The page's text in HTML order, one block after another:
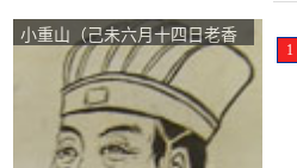
小重山（己未六月十四日老香
堂前月台玩月）_【宋朝】
_【吴潜】
1